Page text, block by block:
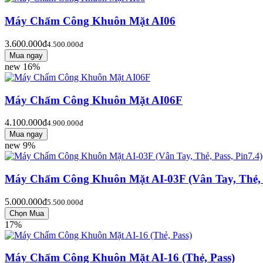
Máy Chấm Công Khuôn Mặt AI06
3.600.000đ4.500.000đ
new 16%
Máy Chấm Công Khuôn Mặt AI06F
4.100.000đ4.900.000đ
new 9%
Máy Chấm Công Khuôn Mặt AI-03F (Vân Tay, Thẻ,
5.000.000đ5.500.000đ
17%
Máy Chấm Công Khuôn Mặt AI-16 (Thẻ, Pass)